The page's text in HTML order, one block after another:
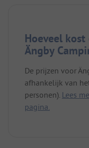
Hoeveel
Ängby
De prijzen voor
afhankelijk van
personen). Lees
pagina.